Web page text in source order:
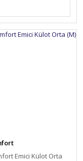
Emici Külot Orta